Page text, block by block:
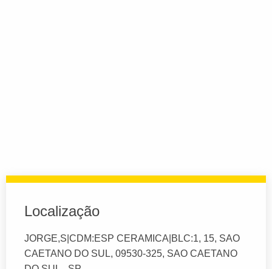
Localização
JORGE,S|CDM:ESP CERAMICA|BLC:1, 15, SAO
CAETANO DO SUL, 09530-325, SAO CAETANO